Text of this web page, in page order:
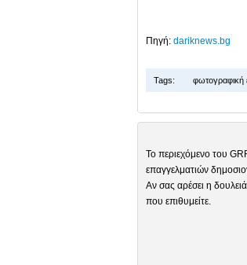
Πηγή: dariknews.bg
Tags: φωτογραφική
Το περιεχόμενο του
επαγγελματιών
Αν σας αρέσει η
που επιθυμείτε.